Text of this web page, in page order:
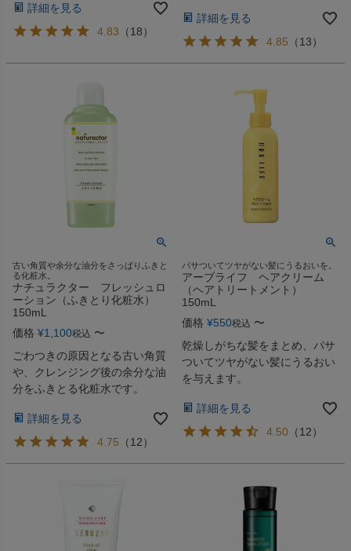
詳細を見る
4.83 （18）
詳細を見る
4.85 （13）
古い角質や余分な油分をさっぱりふきと
る化粧水。
ナチュラクター フレッシュロ
ーション（ふきとり化粧水）
150mL
価格 ¥1,100税込 〜
ごわつきの原因となる古い角質
や、クレンジング後の余分な油
分をふきとる化粧水です。
詳細を見る
4.75 （12）
パサついてツヤがない髪にうるおいを。
アーブライフ ヘアクリーム
（ヘアトリートメント）
150mL
価格 ¥550税込 〜
乾燥しがちな髪をまとめ、パサ
ついてツヤがない髪にうるおい
を与えます。
詳細を見る
4.50 （12）